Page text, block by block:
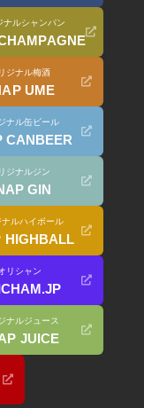
ナルシャンパン
ジナル梅酒
UME
ナル缶ビール
CANBEER
ジナルジン
GIN
ルハイボール
HIGHBALL
リシャン
ナルジュース
JUICE